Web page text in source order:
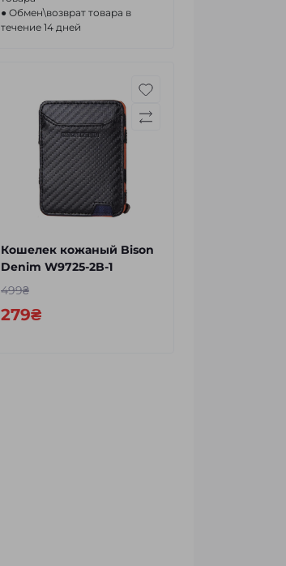
● Обмен\возврат товара в
течение 14 дней
Кошелек кожаный Bison
Denim W9725-2B-1
499₴
279₴